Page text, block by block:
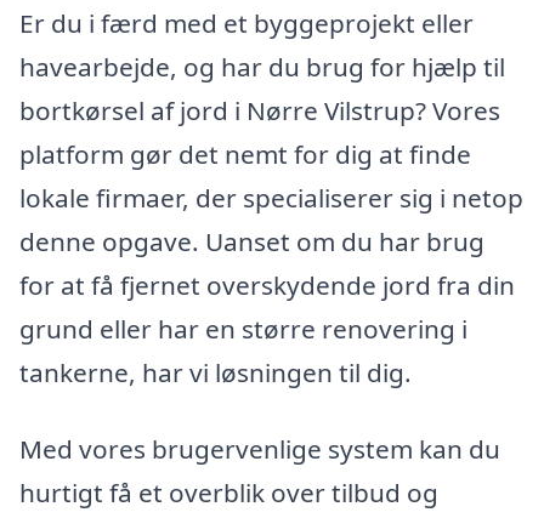
Er du i færd med et byggeprojekt eller
havearbejde, og har du brug for hjælp til
bortkørsel af jord i Nørre Vilstrup? Vores
platform gør det nemt for dig at finde
lokale firmaer, der specialiserer sig i netop
denne opgave. Uanset om du har brug
for at få fjernet overskydende jord fra din
grund eller har en større renovering i
tankerne, har vi løsningen til dig.
Med vores brugervenlige system kan du
hurtigt få et overblik over tilbud og